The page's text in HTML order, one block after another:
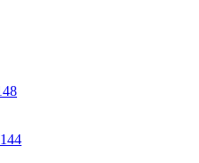
144